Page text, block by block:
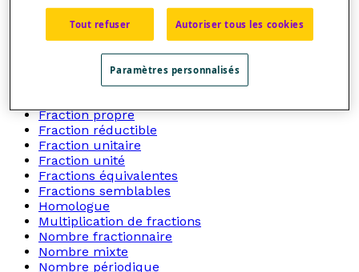
Fraction
Fraction complexe
Fraction décimale
Fraction impropre
Fraction irréductible
Fraction ordinaire
Fraction propre
Fraction réductible
Fraction unitaire
Fraction unité
Fractions équivalentes
Fractions semblables
Homologue
Multiplication de fractions
Nombre fractionnaire
Nombre mixte
Nombre périodique
Tout refuser Autoriser tous les cookies
Paramètres personnalisés